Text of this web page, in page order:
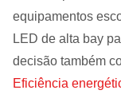
equipamentos
LED de alta bay
decisão também
Eficiência